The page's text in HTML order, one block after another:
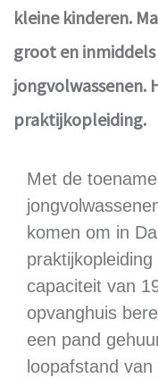
kleine kinderen.
groot en
jongvolwassenen.
praktijkopleiding.
Met de
komen om in
capaciteit van
opvanghuis
een pand
loopafstand